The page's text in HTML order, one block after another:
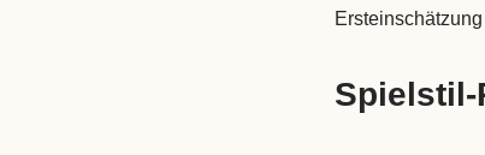
Spielstil-